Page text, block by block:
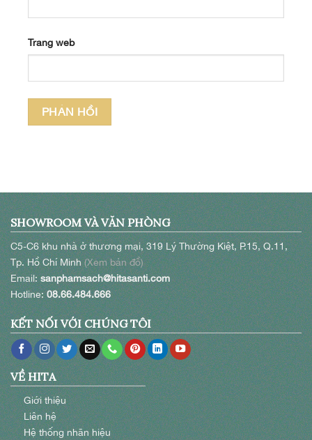
Trang web
SHOWROOM VÀ VĂN PHÒNG
C5-C6 khu nhà ở thương mại, 319 Lý Thường Kiệt, P.15, Q.11,
Tp. Hồ Chí Minh(Xem bản đồ)
Email:sanphamsach@hitasanti.com
Hotline:08.66.484.666
KẾT NỐI VỚI CHÚNG TÔI
VỀ HITA
Giới thiệu
Liên hệ
Hệ thống nhãn hiệu